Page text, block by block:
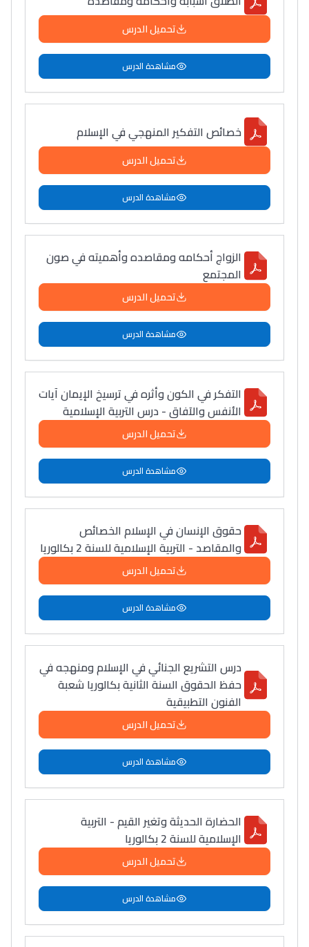
تحميل الدرس
مشاهدة الدرس
خصائص التفكير المنهجي في الإسلام
تحميل الدرس
مشاهدة الدرس
الزواج أحكامه ومقاصده وأهميته في صون
المجتمع
تحميل الدرس
مشاهدة الدرس
التفكر في الكون وأثره في ترسيخ الإيمان آيات
الأنفس والآفاق - درس التربية الإسلامية
تحميل الدرس
مشاهدة الدرس
حقوق الإنسان في الإسلام الخصائص
والمقاصد - التربية الإسلامية للسنة 2 بكالوريا
تحميل الدرس
مشاهدة الدرس
درس التشريع الجنائي في الإسلام ومنهجه في
حفظ الحقوق السنة الثانية بكالوريا شعبة
الفنون التطبيقية
تحميل الدرس
مشاهدة الدرس
الحضارة الحديثة وتغير القيم - التربية
الإسلامية للسنة 2 بكالوريا
تحميل الدرس
مشاهدة الدرس